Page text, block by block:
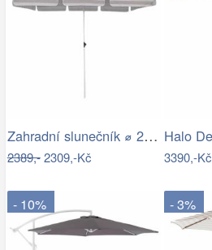
Zahradní slunečník ⌀ 2,85 m světle…
2389,-2309,-Kč 3390,-Kč
- 10% - 3%